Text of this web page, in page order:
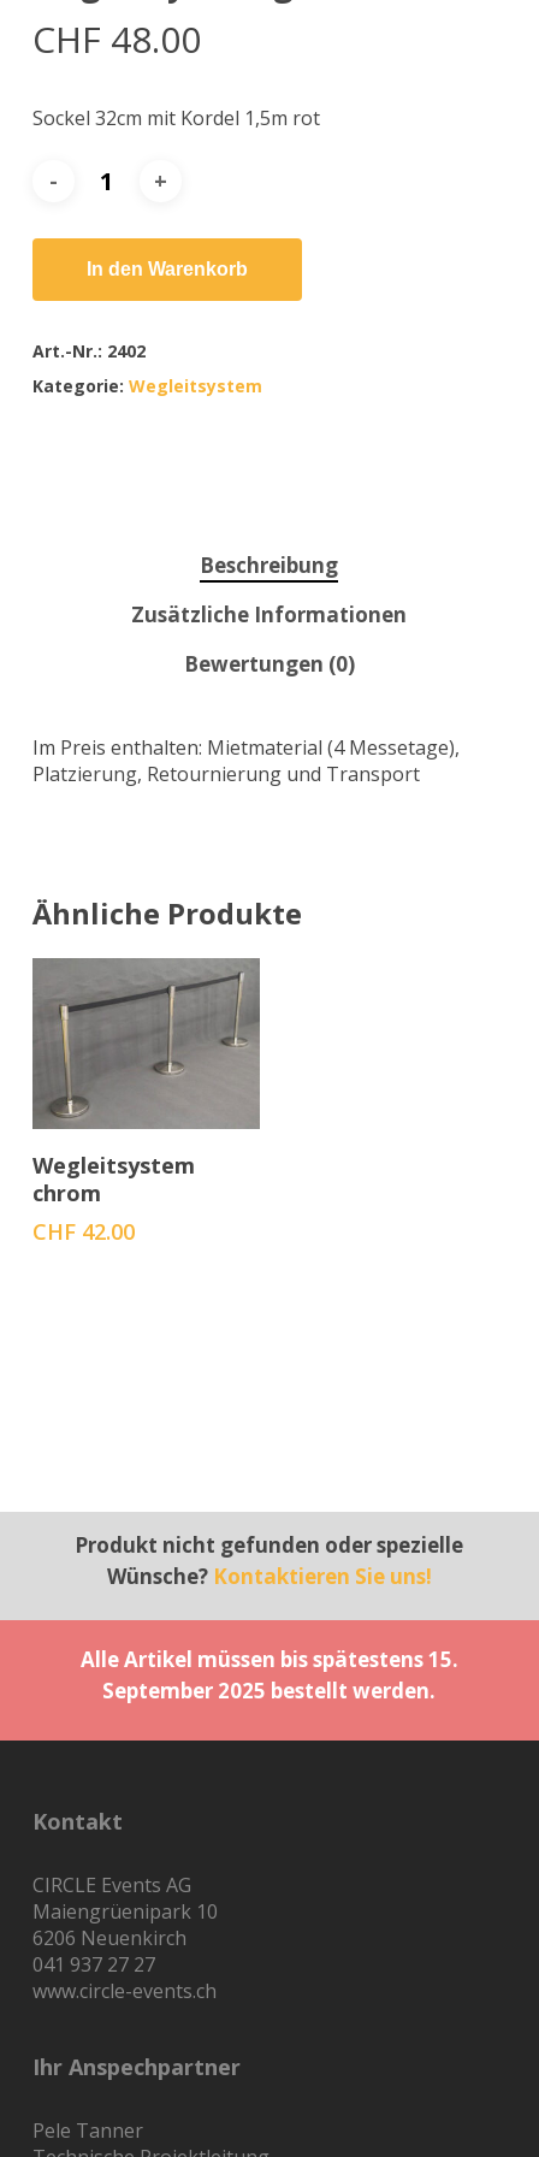
CHF 48.00
Sockel 32cm mit Kordel 1,5m rot
In den Warenkorb
Art.-Nr.: 2402
Kategorie: Wegleitsystem
Beschreibung
Zusätzliche Informationen
Bewertungen (0)
Im Preis enthalten: Mietmaterial (4 Messetage),
Platzierung, Retournierung und Transport
Ähnliche Produkte
In den Warenkorb
Wegleitsystem
chrom
CHF42.00
Produkt nicht gefunden oder spezielle
Wünsche? Kontaktieren Sie uns!
Alle Artikel müssen bis spätestens 15.
September 2025 bestellt werden.
Kontakt
CIRCLE Events AG
Maiengrüenipark 10
6206 Neuenkirch
041 937 27 27
www.circle-events.ch
Ihr Anspechpartner
Pele Tanner